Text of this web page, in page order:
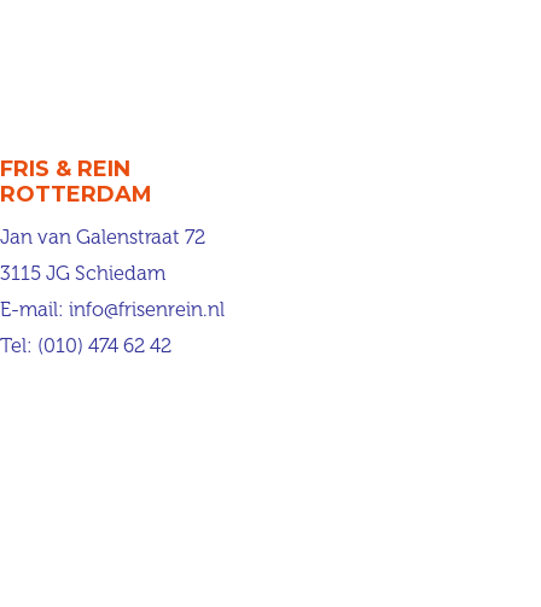
FRIS & REIN
ROTTERDAM
Jan van Galenstraat 72
3115 JG Schiedam
E-mail: info@frisenrein.nl
Tel: (010) 474 62 42